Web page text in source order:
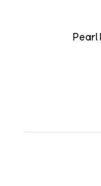
Pearl